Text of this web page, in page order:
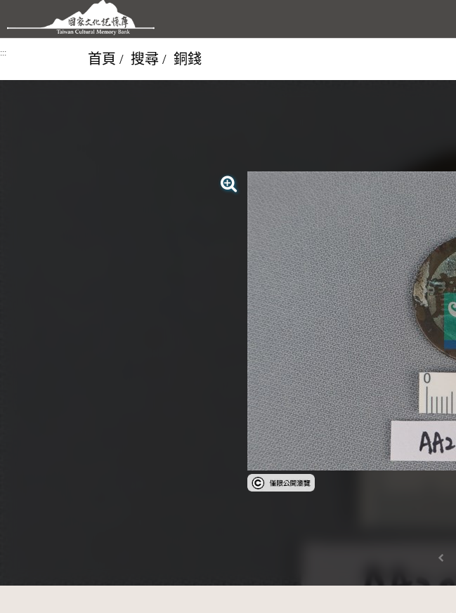
跳到主要內容區塊
::: 首頁 搜尋 銅錢
受著作權法保護-僅限於本平台有限度公開瀏覽